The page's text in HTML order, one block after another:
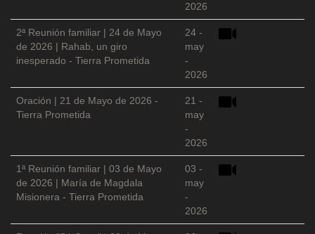
2026
2ª Reunión familiar | 24 de Mayo
de 2026 | Rahab, un giro
inesperado - Tierra Prometida
24 -
may
-
2026
Oración | 21 de Mayo de 2026 -
Tierra Prometida
21 -
may
-
2026
1ª Reunión familiar | 03 de Mayo
de 2026 | María de Magdala
Misionera - Tierra Prometida
03 -
may
-
2026